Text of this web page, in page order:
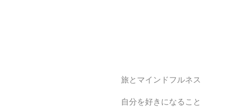
旅とマインドフルネス
自分を好きになること